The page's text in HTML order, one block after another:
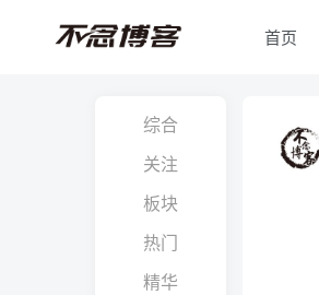
首页
综合
关注
板块
热门
精华